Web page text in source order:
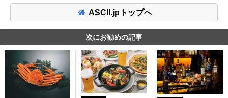
ASCII.jpトップへ
次にお勧めの記事